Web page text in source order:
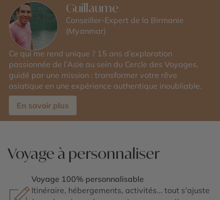
Guillaume
Conseiller-Expert de la Birmanie
(Myanmar)
Ce qui me rend unique ? 15 ans d’exploration
passionnée de l’Asie au sein du Cercle des Voyages,
guidé par une mission : transformer votre rêve
asiatique en une expérience authentique inoubliable.
En savoir plus
Voyage à personnaliser
Voyage 100% personnalisable
Itinéraire, hébergements, activités... tout s'ajuste